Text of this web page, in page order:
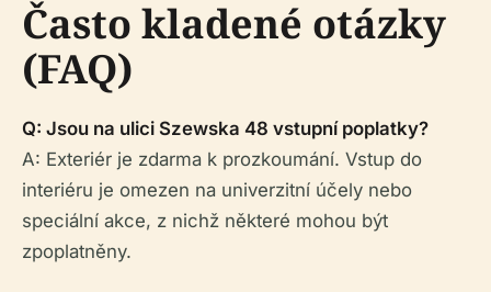
Často kladené otázky
(FAQ)
Q: Jsou na ulici Szewska 48 vstupní poplatky?
A: Exteriér je zdarma k prozkoumání. Vstup do
interiéru je omezen na univerzitní účely nebo
speciální akce, z nichž některé mohou být
zpoplatněny.